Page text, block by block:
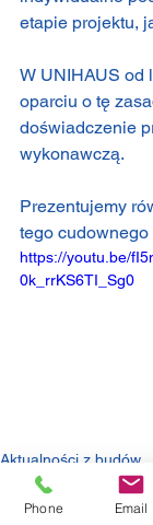
etapie projektu,
W UNIHAUS od
oparciu o tę
doświadczenie
wykonawczą.
Prezentujemy
tego cudownego
https://youtu.be/
0k_rrKS6TI_Sg0
Aktualności z budów
Phone Email